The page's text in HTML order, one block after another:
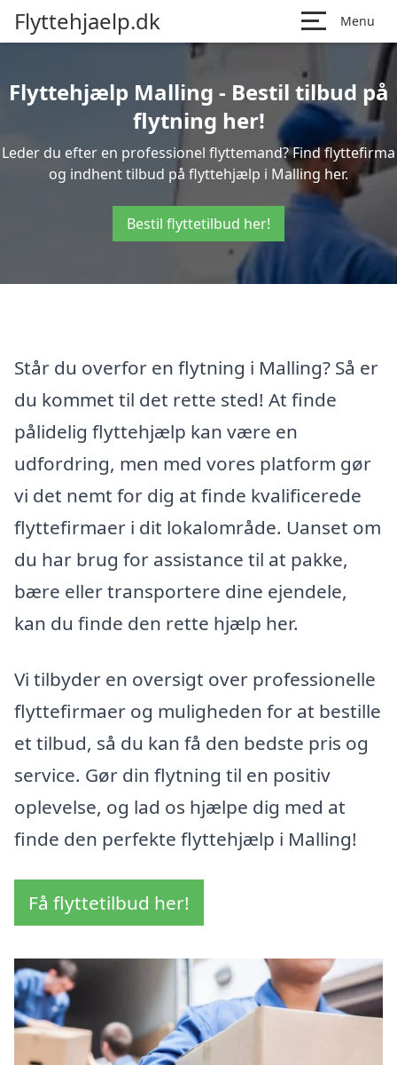
Flyttehjaelp.dk Menu
Flyttehjælp Malling - Bestil tilbud på
flytning her!
Leder du efter en professionel flyttemand? Find flyttefirma
og indhent tilbud på flyttehjælp i Malling her.
Bestil flyttetilbud her!
Står du overfor en flytning i Malling? Så er
du kommet til det rette sted! At finde
pålidelig flyttehjælp kan være en
udfordring, men med vores platform gør
vi det nemt for dig at finde kvalificerede
flyttefirmaer i dit lokalområde. Uanset om
du har brug for assistance til at pakke,
bære eller transportere dine ejendele,
kan du finde den rette hjælp her.
Vi tilbyder en oversigt over professionelle
flyttefirmaer og muligheden for at bestille
et tilbud, så du kan få den bedste pris og
service. Gør din flytning til en positiv
oplevelse, og lad os hjælpe dig med at
finde den perfekte flyttehjælp i Malling!
Få flyttetilbud her!